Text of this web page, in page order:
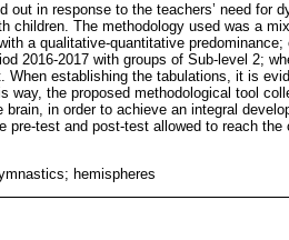
out in response to the teachers’ need for
children. The methodology used was a
a qualitative-quantitative
2016-2017 with groups of Sub-level 2;
When establishing the tabulations, it is
way, the proposed methodological tool
in order to achieve an integral
pre-test and post-test allowed to reach
hemispheres